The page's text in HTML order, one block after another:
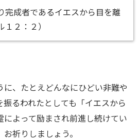
完成者であるイエスから目を離
２：２）
、たとえどんなにひどい非難や
るわれたとしても「イエスから
によって励まされ前進し続けてい
祈りしましょう。